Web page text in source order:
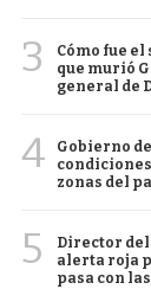
3
Cómo fue
que murió
general de
4
Gobierno
zonas del
5
Director
alerta roja
pasa con